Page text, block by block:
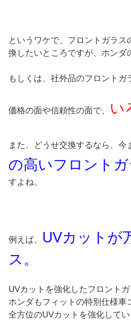
というワケで、フロントガラ
換したいところですが、ホンダ
もしくは、社外品のフロントガ
価格の面や信頼性の面で、 い
また、どうせ交換するなら、今
の高いフロント
すよね。
例えば、 UVカットが
ス。
UVカットを強化したフロント
ホンダもフィットの特別仕様車
全方位のUVカットを強化してい